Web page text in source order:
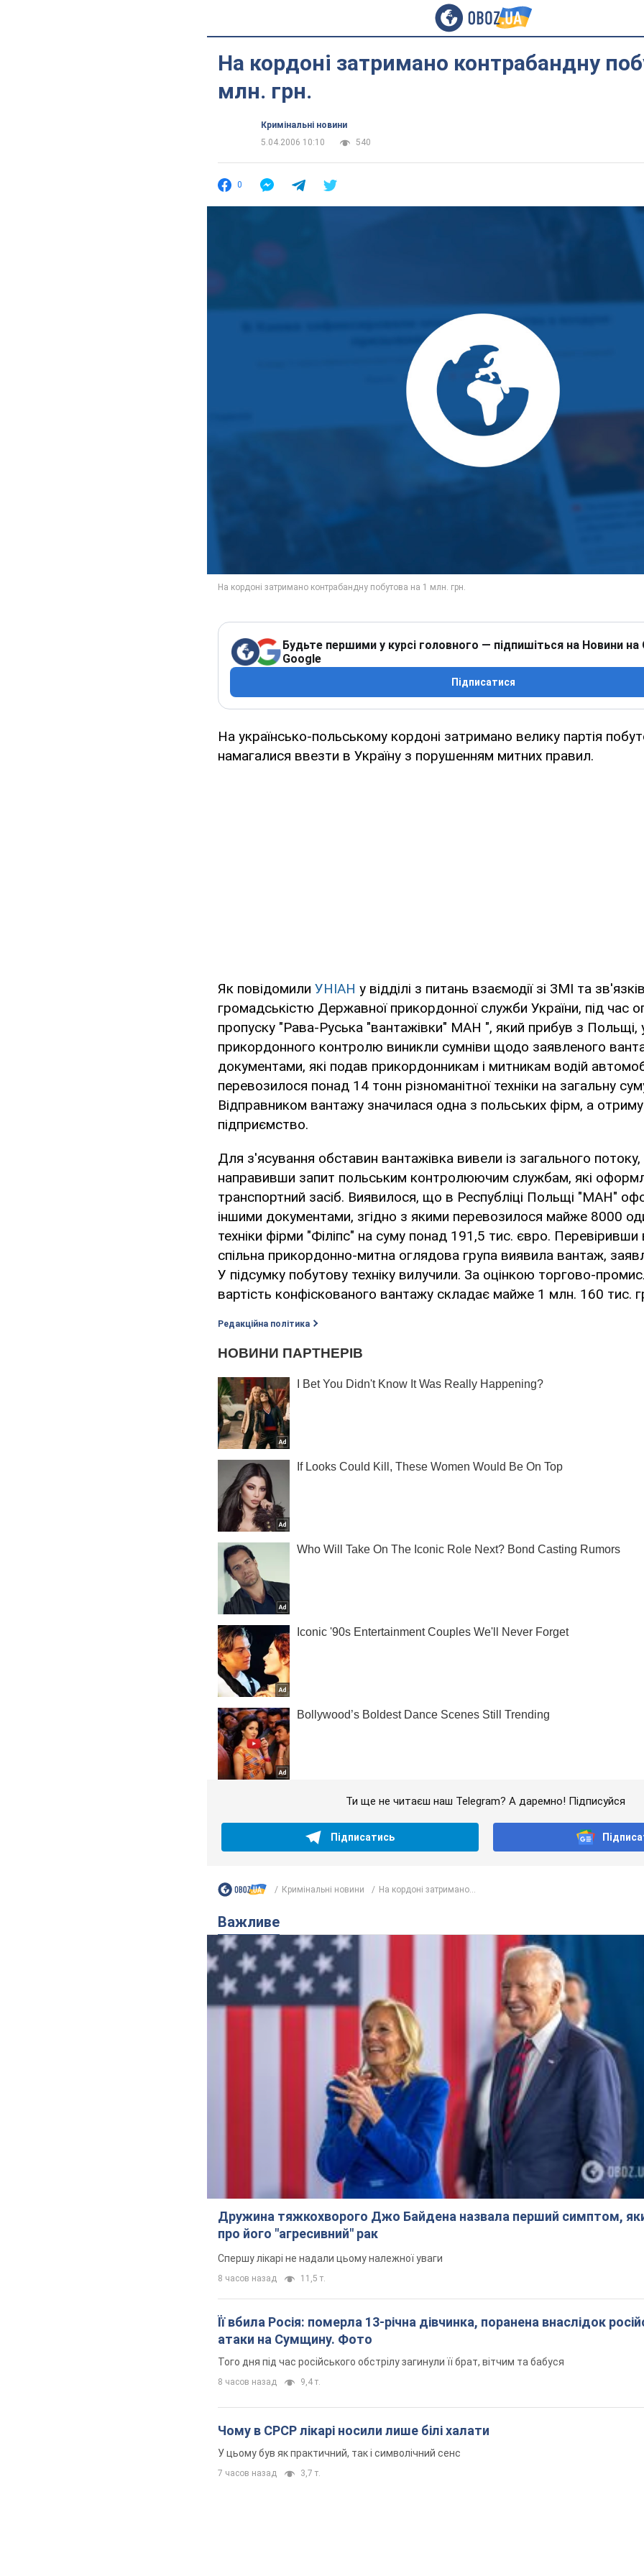
На кордоні затримано контрабандну
млн. грн.
Кримінальні новини
5.04.2006 10:10
540
0
Будьте першими у курсі головного — підпишіться на Новини на
Google
Підписатися
На українсько-польському кордоні затримано велику партія
намагалися ввезти в Україну з порушенням митних правил.
Як повідомили УНІАН у відділі з питань взаємодії зі ЗМІ та
громадськістю Державної прикордонної служби України, під час
пропуску "Рава-Руська "вантажівки" МАН ", який прибув з Польщі,
прикордонного контролю виникли сумніви щодо заявленого
документами, які подав прикордонникам і митникам водій
перевозилося понад 14 тонн різноманітної техніки на загальну
Відправником вантажу значилася одна з польських фірм, а
підприємство.
Для з'ясування обставин вантажівка вивели із загального
направивши запит польським контролюючим службам, які
транспортний засіб. Виявилося, що в Республіці Польщі "МАН"
іншими документами, згідно з якими перевозилося майже 8000
техніки фірми "Філіпс" на суму понад 191,5 тис. євро. Перевіривши
спільна прикордонно-митна оглядова група виявила вантаж,
У підсумку побутову техніку вилучили. За оцінкою торгово-
вартість конфіскованого вантажу складає майже 1 млн. 160 тис.
Редакційна політика
Ти ще не читаєш наш Telegram? А даремно! Підписуйся
Підписатись
Кримінальні новини На кордоні затримано...
Важливе
Дружина тяжкохворого Джо Байдена назвала перший симптом,
про його "агресивний" рак
Спершу лікарі не надали цьому належної уваги
8 часов назад 11,5 т.
Її вбила Росія: померла 13-річна дівчинка, поранена внаслідок
атаки на Сумщину. Фото
Того дня під час російського обстрілу загинули її брат, вітчим та бабуся
8 часов назад 9,4 т.
Чому в СРСР лікарі носили лише білі халати
У цьому був як практичний, так і символічний сенс
7 часов назад 3,7 т.